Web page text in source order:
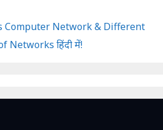
Computer Network & Different
Networks हिंदी में!